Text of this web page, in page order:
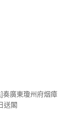
奏廣東瓊州府烟瘴
送閣